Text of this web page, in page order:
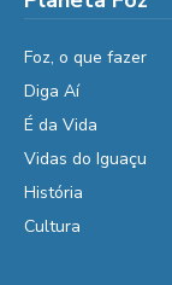
Foz, o que fazer
Diga Aí
É da Vida
Vidas do Iguaçu
História
Cultura